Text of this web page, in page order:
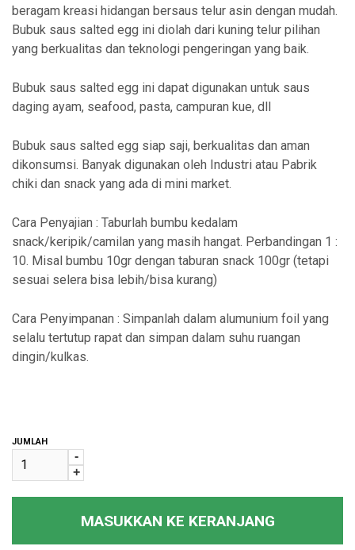
beragam kreasi hidangan bersaus telur asin dengan mudah.
Bubuk saus salted egg ini diolah dari kuning telur pilihan
yang berkualitas dan teknologi pengeringan yang baik.
Bubuk saus salted egg ini dapat digunakan untuk saus
daging ayam, seafood, pasta, campuran kue, dll
Bubuk saus salted egg siap saji, berkualitas dan aman
dikonsumsi. Banyak digunakan oleh Industri atau Pabrik
chiki dan snack yang ada di mini market.
Cara Penyajian : Taburlah bumbu kedalam
snack/keripik/camilan yang masih hangat. Perbandingan 1 :
10. Misal bumbu 10gr dengan taburan snack 100gr (tetapi
sesuai selera bisa lebih/bisa kurang)
Cara Penyimpanan : Simpanlah dalam alumunium foil yang
selalu tertutup rapat dan simpan dalam suhu ruangan
dingin/kulkas.
JUMLAH
-
+
MASUKKAN KE KERANJANG